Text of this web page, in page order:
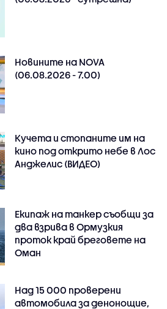
Новините на NOVA
(06.08.2026 - 7.00)
Кучета и стопаните им на
кино под открито небе в Лос
Анджелис (ВИДЕО)
Екипаж на танкер съобщи за
два взрива в Ормузкия
проток край бреговете на
Оман
Над 15 000 проверени
автомобила за денонощие,